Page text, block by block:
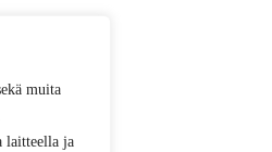
muita
laitteella ja